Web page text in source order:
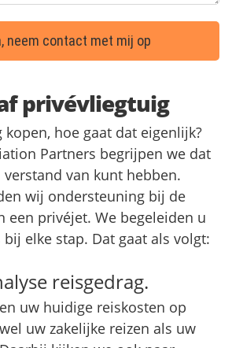
privévliegtuig
kopen, hoe gaat dat eigenlijk?
Partners begrijpen we dat
van kunt hebben.
wij ondersteuning bij de
een privéjet. We begeleiden u
elke stap. Dat gaat als volgt:
reisgedrag.
uw huidige reiskosten op
uw zakelijke reizen als uw